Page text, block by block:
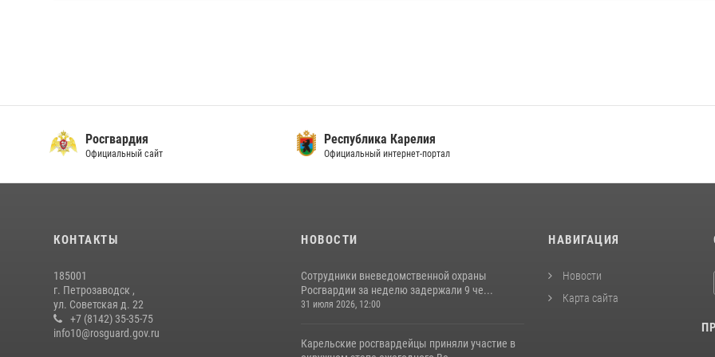
Росгвардия
Официальный сайт
Республика Карелия
Официальный интернет-портал
КОНТАКТЫ
185001
г. Петрозаводск ,
ул. Советская д. 22
+7 (8142) 35-35-75
info10@rosguard.gov.ru
НОВОСТИ
Сотрудники вневедомственной охраны
Росгвардии за неделю задержали 9 че...
31 июля 2026, 12:00
Карельские росгвардейцы приняли участие в
НАВИГАЦИЯ
Новости
Карта сайта